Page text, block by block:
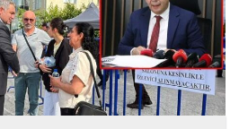
gündeme geldi. Edinilen
ani bir operasyonla değil, aylar...